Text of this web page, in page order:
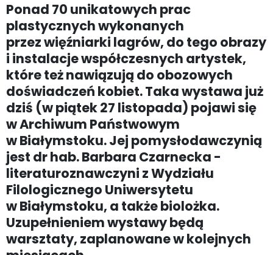
Ponad 70 unikatowych prac
plastycznych wykonanych
przez więźniarki lagrów, do tego obrazy
i instalacje współczesnych artystek,
które też nawiązują do obozowych
doświadczeń kobiet. Taka wystawa już
dziś (w piątek 27 listopada) pojawi się
w Archiwum Państwowym
w Białymstoku. Jej pomysłodawczynią
jest dr hab. Barbara Czarnecka -
literaturoznawczyni z Wydziału
Filologicznego Uniwersytetu
w Białymstoku, a także biolożka.
Uzupełnieniem wystawy będą
warsztaty, zaplanowane w kolejnych